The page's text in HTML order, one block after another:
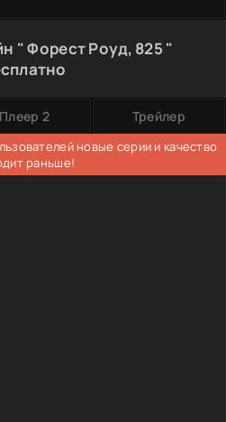
" Форест Роуд, 825 "
Плеер 2 Трейлер
новые серии и качество
раньше!